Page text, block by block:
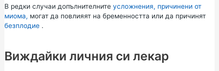
В редки случаи допълнителните усложнения, причинени от
миома, могат да повлияят на бременността или да причинят
безплодие.
Виждайки личния си лекар